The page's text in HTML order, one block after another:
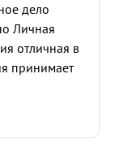
дело
Личная
отличная в
принимает
отряда